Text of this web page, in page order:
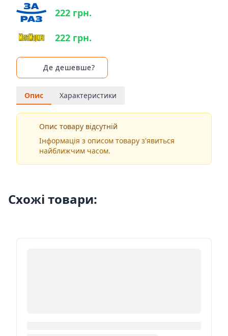
222 грн.
222 грн.
Де дешевше?
Опис Характеристики
Опис товару відсутній
Інформація з описом товару з'явиться
найближчим часом.
Схожі товари: